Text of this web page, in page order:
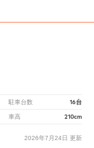
駐車台数 16台
車高 210cm
2026年7月24日 更新